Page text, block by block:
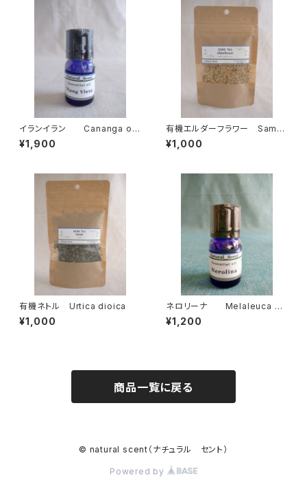
イランイラン Cananga od
orata
¥1,900
有機エルダーフラワー Samb
ucus nigra
¥1,000
有機ネトル Urtica dioica
¥1,000
ネロリーナ Melaleuca qu
inquinervia
¥1,200
商品一覧に戻る
© natural scent（ナチュラル セント）
Powered by